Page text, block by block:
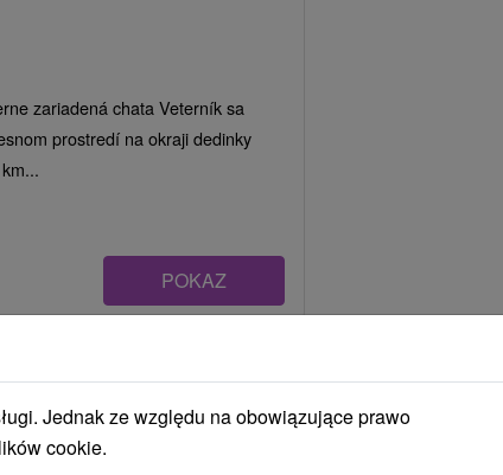
zariadená chata Veterník sa
prostredí na okraji dedinky
POKAZ
Jednak ze względu na obowiązujące prawo
cookie.